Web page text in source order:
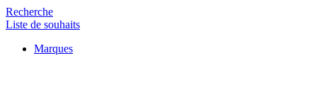
Recherche
Liste de souhaits
Marques